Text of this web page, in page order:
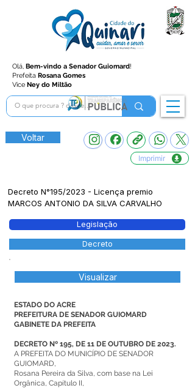
Olá, Bem-vindo a Senador Guiomard!
Prefeita Rosana Gomes
Vice Ney do Miltão
Voltar
Imprimir
Decreto N°195/2023 - Licença premio
MARCOS ANTONIO DA SILVA CARVALHO
Legislação
Decreto
Visualizar
ESTADO DO ACRE
PREFEITURA DE SENADOR GUIOMARD
GABINETE DA PREFEITA
DECRETO Nº 195, DE 11 DE OUTUBRO DE 2023.
A PREFEITA DO MUNICÍPIO DE SENADOR
GUIOMARD,
Rosana Pereira da Silva, com base na Lei
Orgânica, Capítulo II,